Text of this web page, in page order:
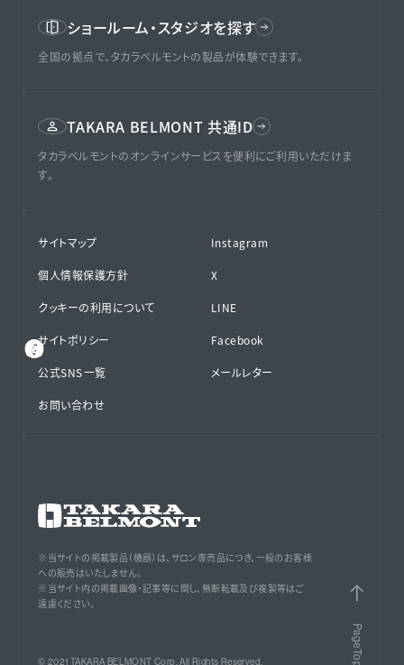
ショールーム・スタジオを探す
全国の拠点で、タカラベルモントの製品が体験できます。
TAKARA BELMONT 共通ID
タカラベルモントのオンラインサービスを便利にご利用いただけま
す。
サイトマップ
個人情報保護方針
クッキーの利用について
サイトポリシー
公式SNS⁨⁩一覧
お問い合わせ
Instagram
X
LINE
Facebook
メールレター
※当サイトの掲載製品（機器）は、サロン専売品につき、一般のお客様
への販売はいたしません。
※当サイト内の掲載画像・記事等に関し、無断転載及び複製等はご
遠慮ください。
© 2021 TAKARA BELMONT Corp. All Rights Reserved. PageTop